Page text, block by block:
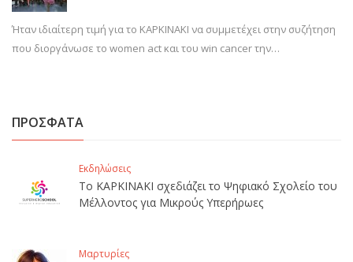
Ήταν ιδιαίτερη τιμή για το ΚΑΡΚΙΝΑΚΙ να συμμετέχει στην συζήτηση
που διοργάνωσε το women act και του win cancer την…
ΠΡΟΣΦΑΤΑ
Εκδηλώσεις
Το ΚΑΡΚΙΝΑΚΙ σχεδιάζει το Ψηφιακό Σχολείο του
Μέλλοντος για Μικρούς Υπερήρωες
Μαρτυρίες